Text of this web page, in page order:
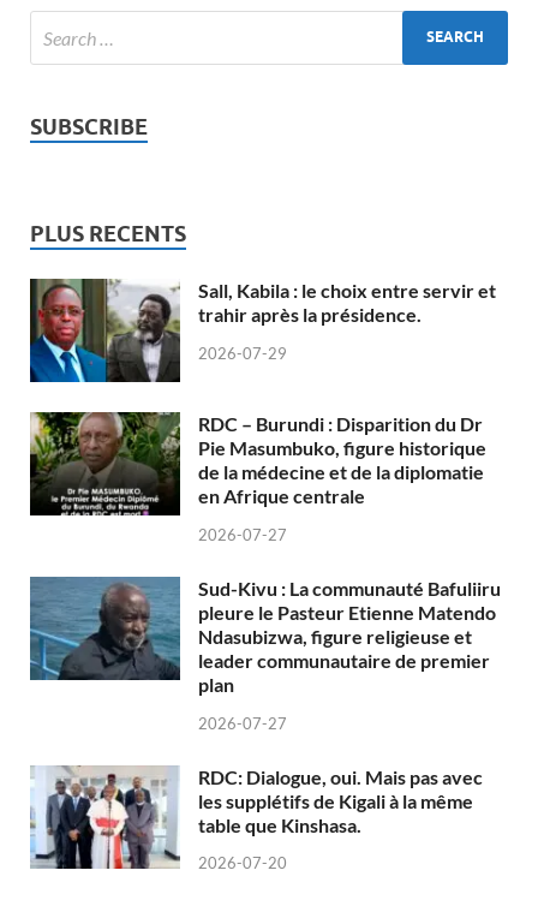
SUBSCRIBE
PLUS RECENTS
Sall, Kabila : le choix entre servir et
trahir après la présidence.
2026-07-29
RDC – Burundi : Disparition du Dr
Pie Masumbuko, figure historique
de la médecine et de la diplomatie
en Afrique centrale
2026-07-27
Sud-Kivu : La communauté Bafuliiru
pleure le Pasteur Etienne Matendo
Ndasubizwa, figure religieuse et
leader communautaire de premier
plan
2026-07-27
RDC: Dialogue, oui. Mais pas avec
les supplétifs de Kigali à la même
table que Kinshasa.
2026-07-20